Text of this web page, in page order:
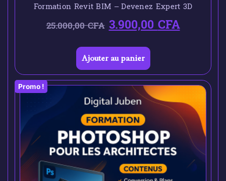
Formation Revit BIM – Devenez Expert 3D
25.000,00CFA 3.900,00CFA
Ajouter au panier
Promo !